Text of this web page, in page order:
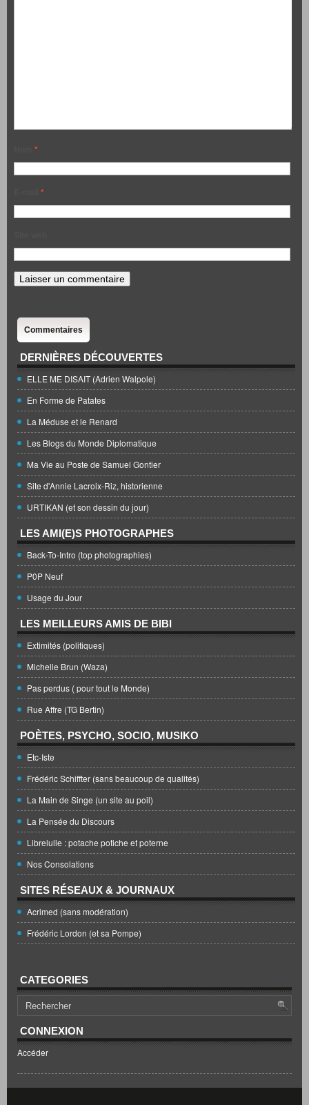
*
*
Commentaires
DERNIÈRES DÉCOUVERTES
ELLE ME DISAIT (Adrien Walpole)
En Forme de Patates
La Méduse et le Renard
Les Blogs du Monde Diplomatique
Ma Vie au Poste de Samuel Gontier
Site d'Annie Lacroix-Riz, historienne
URTIKAN (et son dessin du jour)
LES AMI(E)S PHOTOGRAPHES
Back-To-Intro (top photographies)
P0P Neuf
Usage du Jour
LES MEILLEURS AMIS DE BIBI
Extimités (politiques)
Michelle Brun (Waza)
Pas perdus ( pour tout le Monde)
Rue Affre (TG Bertin)
POÈTES, PSYCHO, SOCIO, MUSIKO
Etc-Iste
Frédéric Schiffter (sans beaucoup de qualités)
La Main de Singe (un site au poil)
La Pensée du Discours
Librelulle : potache potiche et poterne
Nos Consolations
SITES RÉSEAUX & JOURNAUX
Acrimed (sans modération)
Frédéric Lordon (et sa Pompe)
CATEGORIES
CONNEXION
Accéder